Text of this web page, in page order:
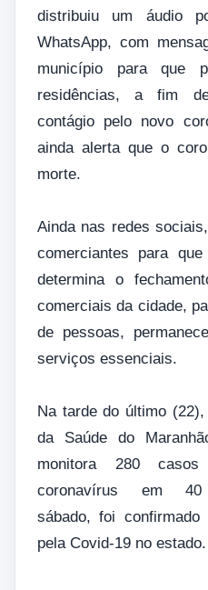
distribuiu um áudio
WhatsApp, com
município para que
residências, a fim
contágio pelo novo
ainda alerta que o
morte.
Ainda nas redes
comerciantes para
determina o
comerciais da cidade,
de pessoas,
serviços essenciais.
Na tarde do último
da Saúde do
monitora 280
coronavírus em
sábado, foi
pela Covid-19 no estado.